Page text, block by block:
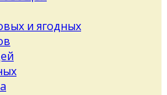
и ягодных